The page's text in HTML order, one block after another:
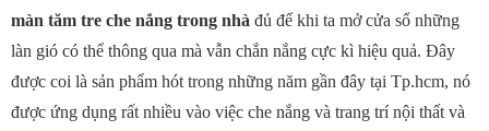
màn tăm tre che nắng trong nhà đủ để khi ta mở cửa sổ những
làn gió có thể thông qua mà vẫn chắn nắng cực kì hiệu quả. Đây
được coi là sản phẩm hót trong những năm gần đây tại Tp.hcm, nó
được ứng dụng rất nhiều vào việc che nắng và trang trí nội thất và